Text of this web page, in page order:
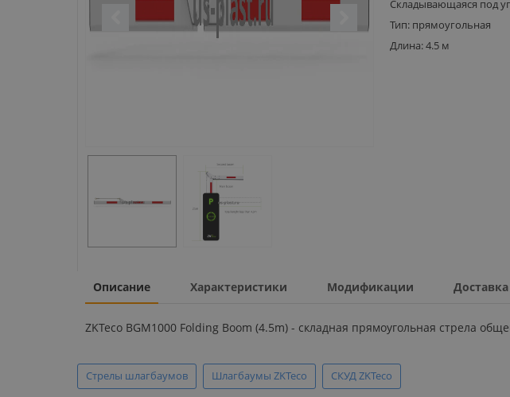
Складывающаяся под
Тип: прямоугольная
Длина: 4.5 м
Описание Характеристики Модификации Доставка
ZKTeco BGM1000 Folding Boom (4.5m) - складная прямоугольная стрела
Стрелы шлагбаумов Шлагбаумы ZKTeco СКУД ZKTeco